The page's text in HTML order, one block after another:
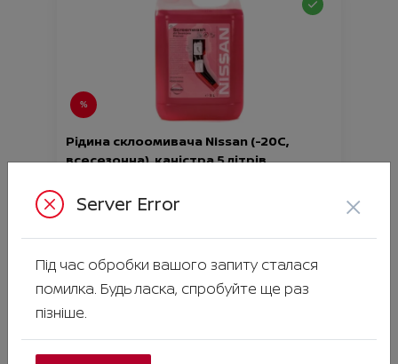
Рідина склоомивача Nissan (-20С,
всесезонна), каністра 5 літрів
Server Error ×
Під час обробки вашого запиту сталася
помилка. Будь ласка, спробуйте ще раз
пізніше.